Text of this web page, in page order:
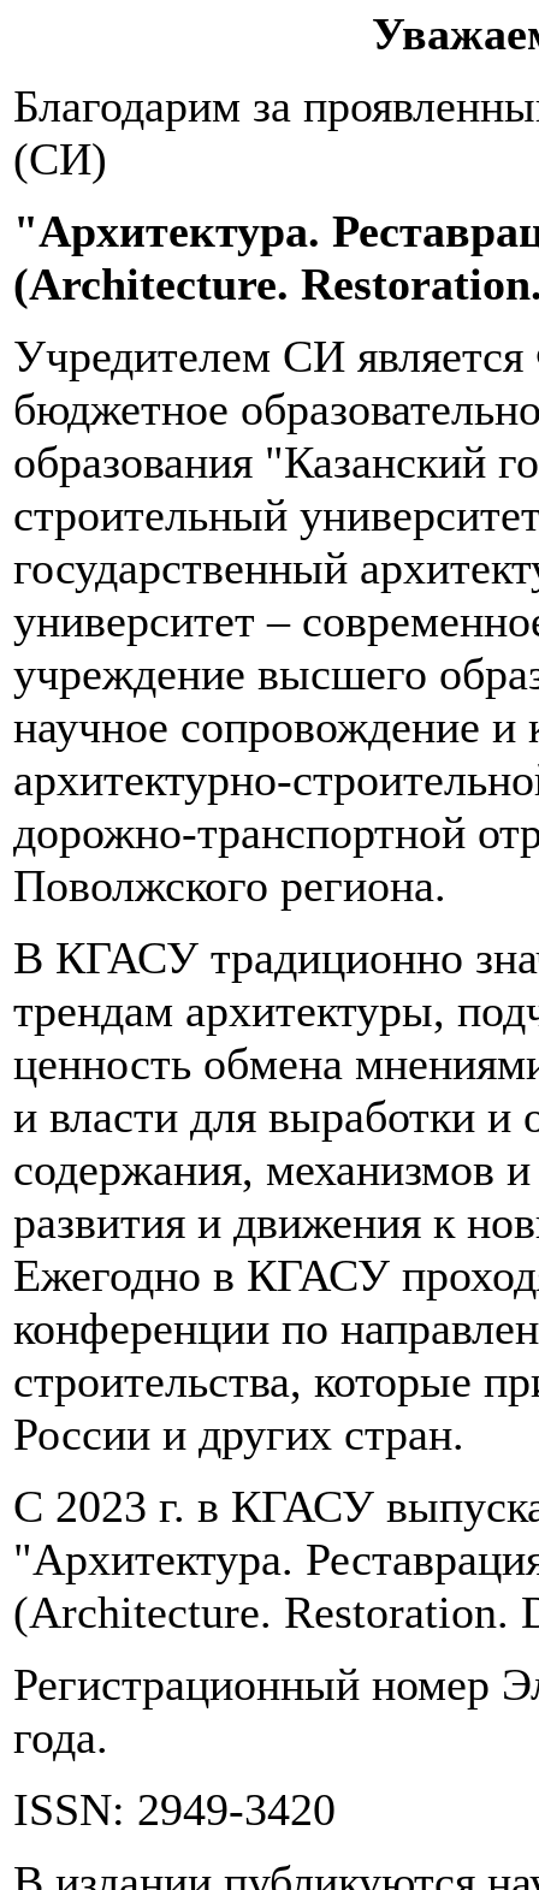
Благодарим за
(СИ)
"Архитектура.
(Architecture.
Учредителем СИ является
бюджетное
образования "Казанский
строительный
государственный
университет –
учреждение высшего
научное сопровождение и
архитектурно-
дорожно-транспортной
Поволжского региона.
В КГАСУ традиционно
трендам архитектуры,
ценность обмена
и власти для выработки и
содержания, механизмов
развития и движения к
Ежегодно в КГАСУ
конференции по
строительства, которые
России и других стран.
С 2023 г. в КГАСУ
"Архитектура.
(Architecture. Restoration.
Регистрационный номер
года.
ISSN: 2949-3420